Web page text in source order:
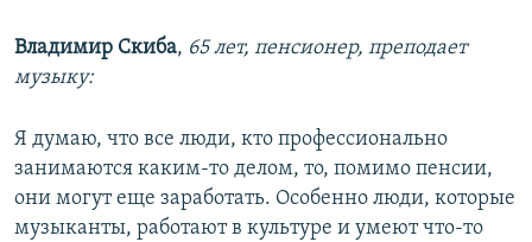
Владимир Скиба, 65 лет, пенсионер, преподает
музыку:
Я думаю, что все люди, кто профессионально
занимаются каким-то делом, то, помимо пенсии,
они могут еще заработать. Особенно люди, которые
музыканты, работают в культуре и умеют что-то